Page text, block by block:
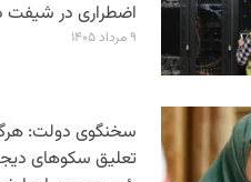
اضطراری در شیفت
۹ مرداد ۱۴۰۵
سخنگوی دولت:
تعلیق سکوهای